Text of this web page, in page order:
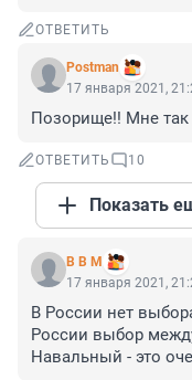
ОТВЕТИТЬ
Postman
17 января 2021,
Позорище!! Мне
ОТВЕТИТЬ 10
Показать
В В М
17 января 2021,
В России нет
России выбор
Навальный - это